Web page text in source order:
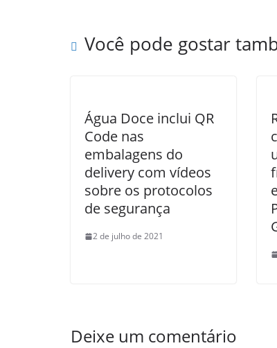
Você pode gostar
Água Doce inclui QR
Code nas
embalagens do
delivery com vídeos
sobre os protocolos
de segurança
2 de julho de 2021
Deixe um comentário